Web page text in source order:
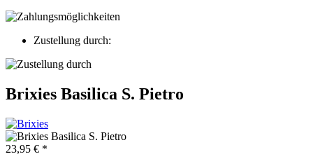
Zustellung durch:
Brixies Basilica S. Pietro
23,95 € *